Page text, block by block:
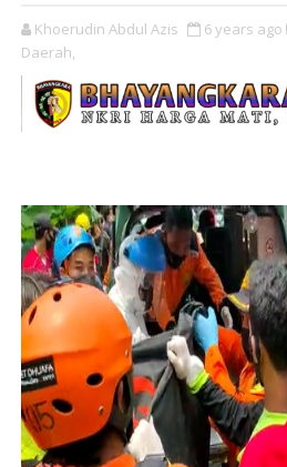
Khoerudin Abdul Azis 6 years ago
Daerah,